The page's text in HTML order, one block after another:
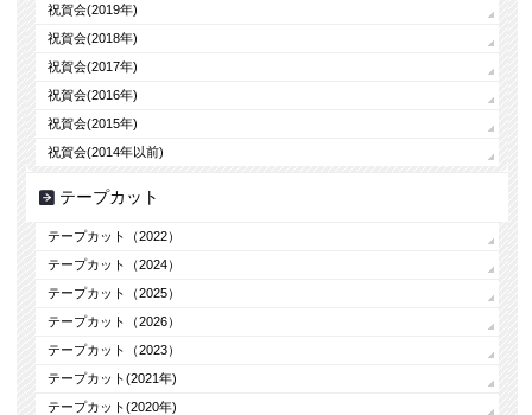
祝賀会(2019年)
祝賀会(2018年)
祝賀会(2017年)
祝賀会(2016年)
祝賀会(2015年)
祝賀会(2014年以前)
テープカット
テープカット（2022）
テープカット（2024）
テープカット（2025）
テープカット（2026）
テープカット（2023）
テープカット(2021年)
テープカット(2020年)